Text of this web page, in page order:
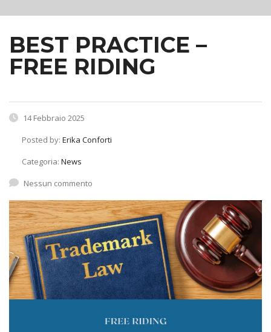
BEST PRACTICE –
FREE RIDING
14 Febbraio 2025
Posted by: Erika Conforti
Categoria: News
Nessun commento